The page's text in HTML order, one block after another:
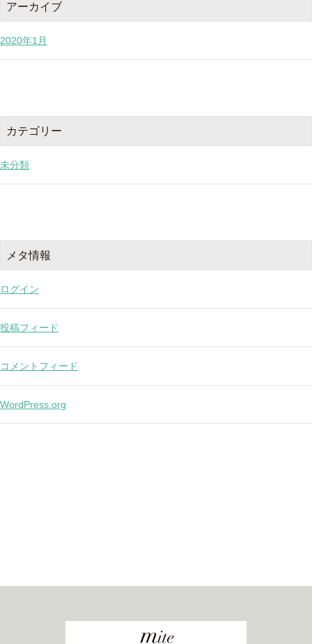
アーカイブ
2020年1月
カテゴリー
未分類
メタ情報
ログイン
投稿フィード
コメントフィード
WordPress.org